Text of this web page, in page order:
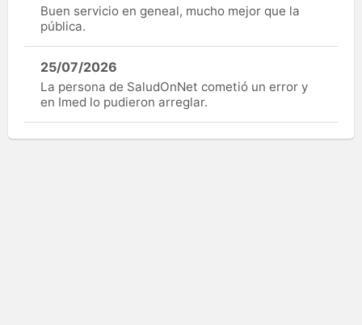
Buen servicio en geneal, mucho mejor que la
pública.
25/07/2026
La persona de SaludOnNet cometió un error y
en Imed lo pudieron arreglar.